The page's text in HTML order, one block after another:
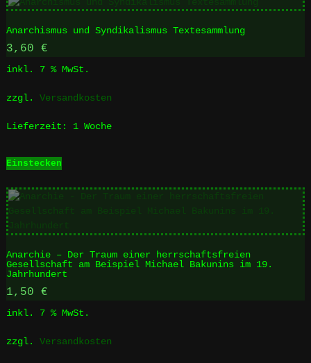
Anarchismus und Syndikalismus Textesammlung
3,60 €
inkl. 7 % MwSt.
zzgl. Versandkosten
Lieferzeit: 1 Woche
Einstecken
Anarchie – Der Traum einer herrschaftsfreien
Gesellschaft am Beispiel Michael Bakunins im 19.
Jahrhundert
1,50 €
inkl. 7 % MwSt.
zzgl. Versandkosten